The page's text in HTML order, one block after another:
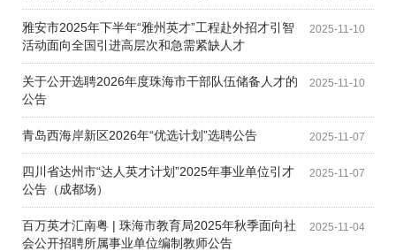
2025-11-10
雅安市2025年下半年“雅州英才”工程赴外招才引智
活动面向全国引进高层次和急需紧缺人才
2025-11-10
关于公开选聘2026年度珠海市干部队伍储备人才的
公告
2025-11-07
青岛西海岸新区2026年“优选计划”选聘公告
2025-11-07
四川省达州市“达人英才计划”2025年事业单位引才
公告（成都场）
2025-11-04
百万英才汇南粤 | 珠海市教育局2025年秋季面向社
会公开招聘所属事业单位编制教师公告